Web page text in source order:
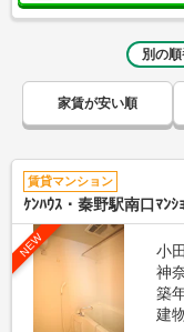
別の
家賃が安い順
賃貸マンション
ｹﾝﾊｳｽ・秦野駅南口ﾏﾝｼ
NEW
小
神
築
建